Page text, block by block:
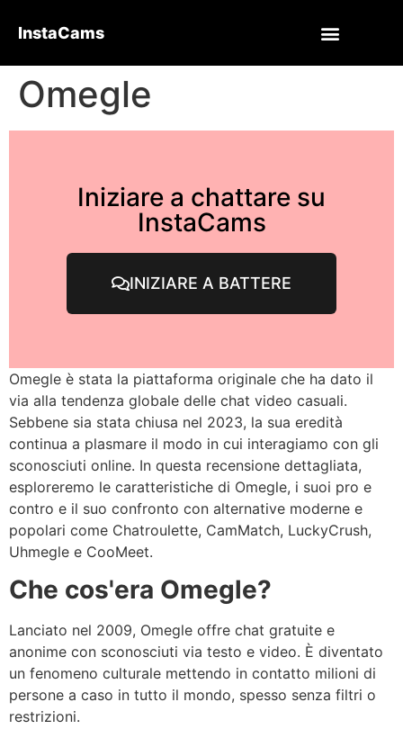
InstaCams
Omegle
Iniziare a chattare su
InstaCams
INIZIARE A BATTERE
Omegle è stata la piattaforma originale che ha dato il
via alla tendenza globale delle chat video casuali.
Sebbene sia stata chiusa nel 2023, la sua eredità
continua a plasmare il modo in cui interagiamo con gli
sconosciuti online. In questa recensione dettagliata,
esploreremo le caratteristiche di Omegle, i suoi pro e
contro e il suo confronto con alternative moderne e
popolari come Chatroulette, CamMatch, LuckyCrush,
Uhmegle e CooMeet.
Che cos'era Omegle?
Lanciato nel 2009, Omegle offre chat gratuite e
anonime con sconosciuti via testo e video. È diventato
un fenomeno culturale mettendo in contatto milioni di
persone a caso in tutto il mondo, spesso senza filtri o
restrizioni.